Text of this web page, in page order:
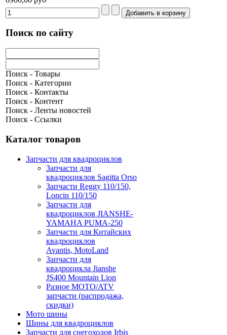
Поиск по сайту
Поиск - Товары
Поиск - Категории
Поиск - Контакты
Поиск - Контент
Поиск - Ленты новостей
Поиск - Ссылки
Каталог товаров
Запчасти для квадроциклов
Запчасти для
квадроциклов Sagitta Orso
Запчасти Reggy 110/150,
Loncin 110/150
Запчасти для
квадроциклов JIANSHE-
YAMAHA PUMA-250
Запчасти для Китайских
квадроциклов
Avantis, MotoLand
Запчасти для
квадроцикла Jianshe
JS400 Mountain Lion
Разное МОТО/ATV
запчасти (распродажа,
скидки)
Мото шины
Шины для квадроциклов
Запчасти для снегоходов Irbis